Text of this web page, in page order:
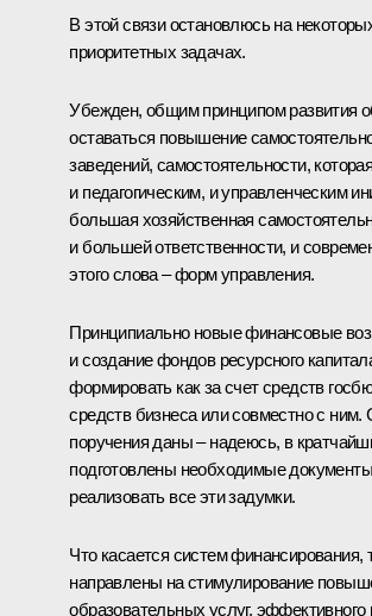
В этой связи остановлюсь на
приоритетных задачах.
Убежден, общим принципом развития
оставаться повышение
заведений, самостоятельности,
и педагогическим, и управленческим
большая хозяйственная
и большей ответственности, и
этого слова – форм управления.
Принципиально новые финансовые
и создание фондов ресурсного
формировать как за счет средств
средств бизнеса или совместно с
поручения даны – надеюсь, в
подготовлены необходимые
реализовать все эти задумки.
Что касается систем
направлены на стимулирование
образовательных услуг,